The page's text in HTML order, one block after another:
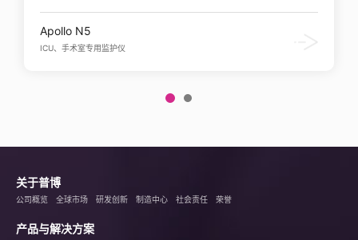
Apollo N5
ICU、手术室专用监护仪
关于普博
公司概览 全球市场 研发创新 制造中心 社会责任 荣誉
产品与解决方案